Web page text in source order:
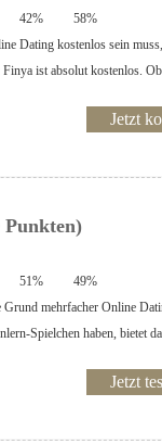
42%
58%
Dating kostenlos sein
ist absolut kostenlos.
Jetzt
Punkten)
51%
49%
mehrfacher Online
Spielchen haben, bietet
Jetzt